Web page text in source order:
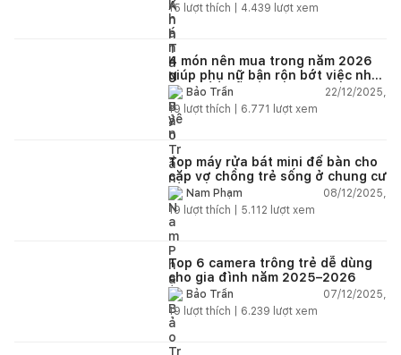
15 lượt thích | 4.439 lượt xem
4 món nên mua trong năm 2026
giúp phụ nữ bận rộn bớt việc nhà,
nhẹ đầu mỗi ngày
Bảo Trần
22/12/2025,
19 lượt thích | 6.771 lượt xem
Top máy rửa bát mini để bàn cho
cặp vợ chồng trẻ sống ở chung cư
Nam Phạm
08/12/2025,
19 lượt thích | 5.112 lượt xem
Top 6 camera trông trẻ dễ dùng
cho gia đình năm 2025–2026
Bảo Trần
07/12/2025,
19 lượt thích | 6.239 lượt xem